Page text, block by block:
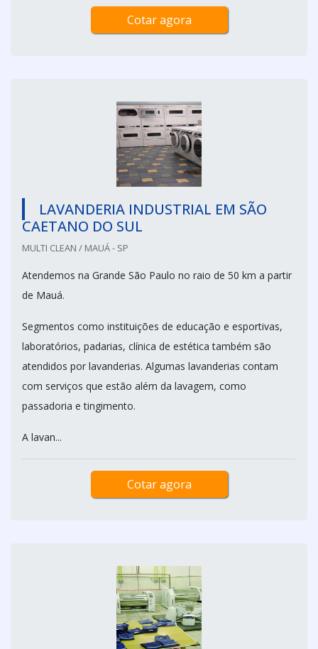
Cotar agora
LAVANDERIA INDUSTRIAL EM SÃO
CAETANO DO SUL
MULTI CLEAN / MAUÁ - SP
Atendemos na Grande São Paulo no raio de 50 km a partir
de Mauá.
Segmentos como instituições de educação e esportivas,
laboratórios, padarias, clínica de estética também são
atendidos por lavanderias. Algumas lavanderias contam
com serviços que estão além da lavagem, como
passadoria e tingimento.
A lavan...
Cotar agora